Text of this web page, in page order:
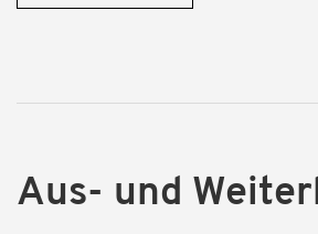
Aus- und